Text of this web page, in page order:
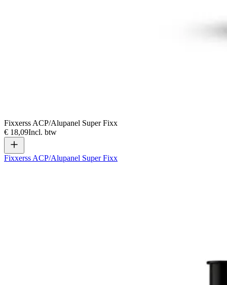
Fixxerss ACP/Alupanel Super Fixx
€ 18,09Incl. btw
Fixxerss ACP/Alupanel Super Fixx